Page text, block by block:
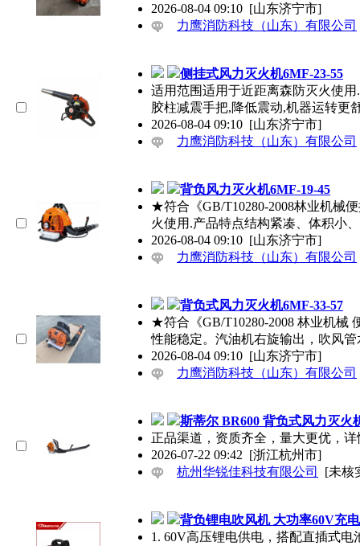
2026-08-04 09:10 [山东济宁市]
力鹰消防科技（山东）有限公司
侧挂式风力灭火机6MF-23-55
适用范围适用于近距离森防灭火使
胶柱减震手把,降低震动,机器运转更
2026-08-04 09:10 [山东济宁市]
力鹰消防科技（山东）有限公司
背负风力灭火机6MF-19-45
★符合《GB/T10280-2008林业机械
火使用.产品特点结构紧凑、体积小
2026-08-04 09:10 [山东济宁市]
力鹰消防科技（山东）有限公司
背负式风力灭火机6MF-33-57
★符合《GB/T10280-2008 林业机械
性能稳定。汽油机右旋输出，吹风管
2026-08-04 09:10 [山东济宁市]
力鹰消防科技（山东）有限公司
斯蒂尔 BR600 背负式风力灭火
正品渠道，资质齐全，量大更优，详
2026-07-22 09:42 [浙江杭州市]
杭州华锐佳科技有限公司
[未核
背负锂电吹风机 大功率60V充
1. 60V高压锂电供电，搭配直插式